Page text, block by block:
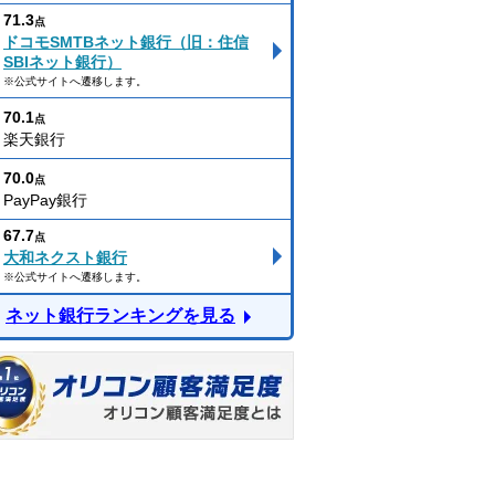
71.3点
ドコモSMTBネット銀行（旧：住信
SBIネット銀行）
※公式サイトへ遷移します。
70.1点
楽天銀行
70.0点
PayPay銀行
67.7点
大和ネクスト銀行
※公式サイトへ遷移します。
ネット銀行ランキングを見る